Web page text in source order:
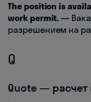
The position is
work permit.—
разрешением на
Q
Quote — расчет